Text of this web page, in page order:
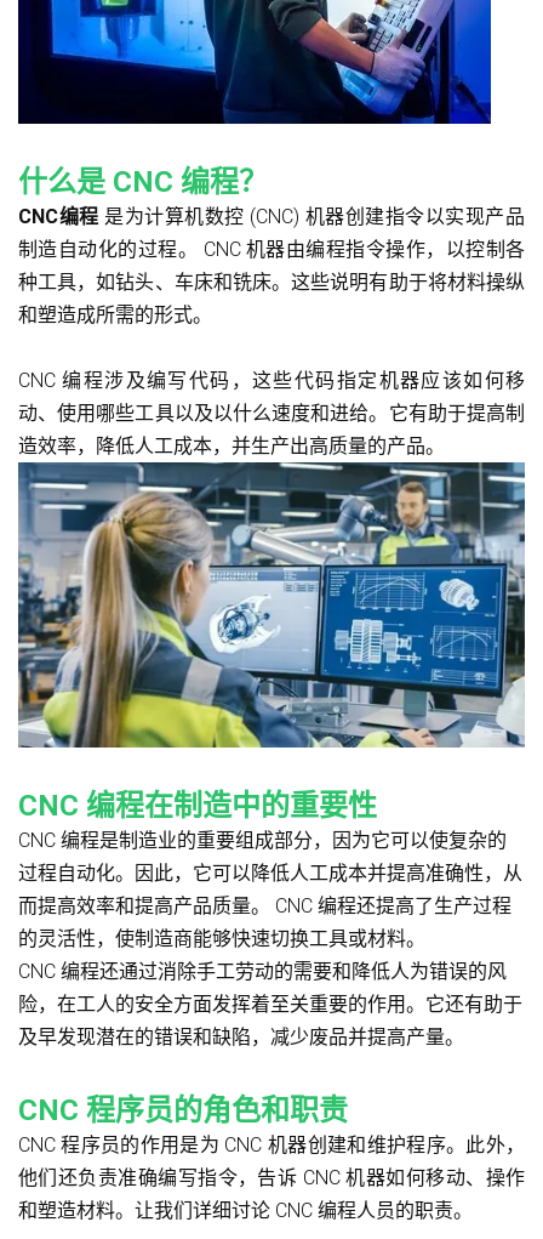
什么是 CNC 编程？
CNC编程 是为计算机数控 (CNC) 机器创建指令以实现产品
制造自动化的过程。 CNC 机器由编程指令操作，以控制各
种工具，如钻头、车床和铣床。这些说明有助于将材料操纵
和塑造成所需的形式。
CNC 编程涉及编写代码，这些代码指定机器应该如何移
动、使用哪些工具以及以什么速度和进给。它有助于提高制
造效率，降低人工成本，并生产出高质量的产品。
CNC 编程在制造中的重要性
CNC 编程是制造业的重要组成部分，因为它可以使复杂的
过程自动化。因此，它可以降低人工成本并提高准确性，从
而提高效率和提高产品质量。 CNC 编程还提高了生产过程
的灵活性，使制造商能够快速切换工具或材料。
CNC 编程还通过消除手工劳动的需要和降低人为错误的风
险，在工人的安全方面发挥着至关重要的作用。它还有助于
及早发现潜在的错误和缺陷，减少废品并提高产量。
CNC 程序员的角色和职责
CNC 程序员的作用是为 CNC 机器创建和维护程序。此外，
他们还负责准确编写指令，告诉 CNC 机器如何移动、操作
和塑造材料。让我们详细讨论 CNC 编程人员的职责。